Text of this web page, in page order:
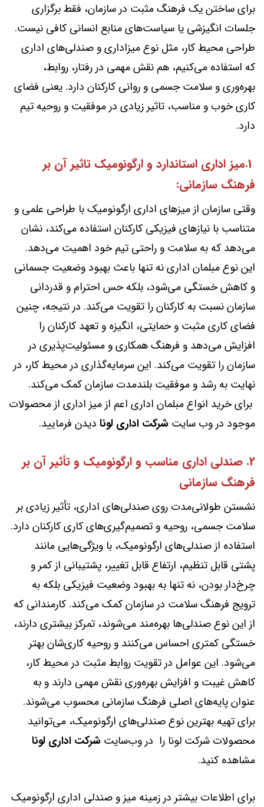
برای ساختن یک فرهنگ مثبت در سازمان، فقط برگزاری
جلسات انگیزشی یا سیاست‌های منابع انسانی کافی نیست.
طراحی محیط کار، مثل نوع میزاداری و صندلی‌های اداری
که استفاده می‌کنیم، هم نقش مهمی در رفتار، روابط،
بهره‌وری و سلامت جسمی و روانی کارکنان دارد. یعنی فضای
کاری خوب و مناسب، تاثیر زیادی در موفقیت و روحیه تیم
دارد.
1.میز اداری استاندارد و ارگونومیک تاثیر آن بر
فرهنگ سازمانی:
وقتی سازمان از میزهای اداری ارگونومیک با طراحی علمی و
متناسب با نیازهای فیزیکی کارکنان استفاده می‌کند، نشان
می‌دهد که به سلامت و راحتی تیم خود اهمیت می‌دهد.
این نوع مبلمان اداری نه تنها باعث بهبود وضعیت جسمانی
و کاهش خستگی می‌شود، بلکه حس احترام و قدردانی
سازمان نسبت به کارکنان را تقویت می‌کند. در نتیجه، چنین
فضای کاری مثبت و حمایتی، انگیزه و تعهد کارکنان را
افزایش می‌دهد و فرهنگ همکاری و مسئولیت‌پذیری در
سازمان را تقویت می‌کند. این سرمایه‌گذاری در محیط کار، در
نهایت به رشد و موفقیت بلندمدت سازمان کمک می‌کند.
برای خرید انواع مبلمان اداری اعم از میز اداری از محصولات
موجود در وب سایت شرکت اداری لونا دیدن فرمایید.
2. صندلی اداری مناسب و ارگونومیک و تأثیر آن بر
فرهنگ سازمانی
نشستن طولانی‌مدت روی صندلی‌های اداری، تأثیر زیادی بر
سلامت جسمی، روحیه و تصمیم‌گیری‌های کاری کارکنان دارد.
استفاده از صندلی‌های ارگونومیک، با ویژگی‌هایی مانند
پشتی قابل تنظیم، ارتفاع قابل تغییر، پشتیبانی از کمر و
چرخ‌دار بودن، نه تنها به بهبود وضعیت فیزیکی بلکه به
ترویج فرهنگ سلامت در سازمان کمک می‌کند. کارمندانی که
از این نوع صندلی‌ها بهره‌مند می‌شوند، تمرکز بیشتری دارند،
خستگی کمتری احساس می‌کنند و روحیه کاری‌شان بهتر
می‌شود. این عوامل در تقویت روابط مثبت در محیط کار،
کاهش غیبت و افزایش بهره‌وری نقش مهمی دارند و به
عنوان پایه‌های اصلی فرهنگ سازمانی محسوب می‌شوند.
برای تهیه بهترین نوع صندلی‌های ارگونومیک، می‌توانید
محصولات شرکت لونا را در وب‌سایت شرکت اداری لونا
مشاهده کنید.
برای اطلاعات بیشتر در زمینه میز و صندلی اداری ارگونومیک